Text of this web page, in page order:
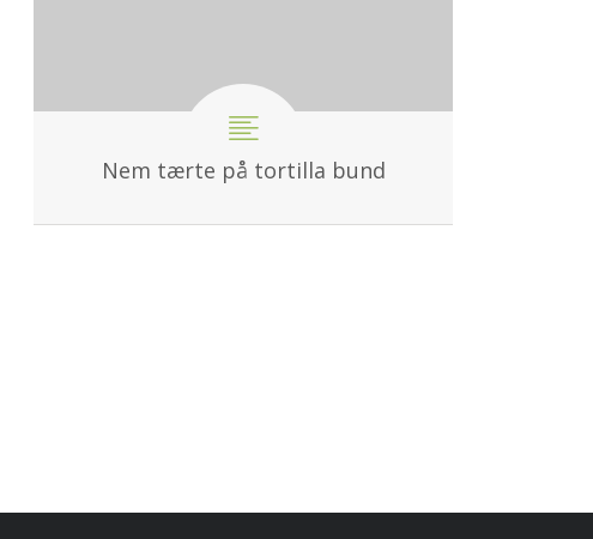
Nem tærte på tortilla bund